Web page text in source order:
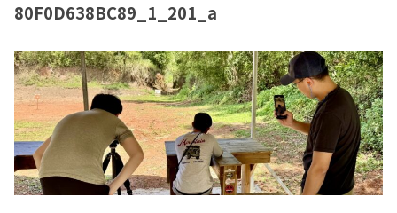
80F0D638BC89_1_201_a